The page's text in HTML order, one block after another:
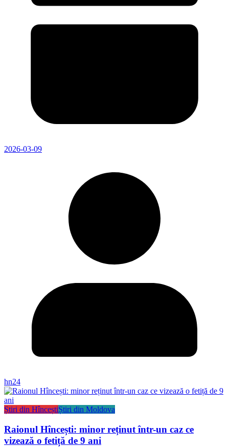
2026-03-09
hn24
Știri din HînceștiȘtiri din Moldova
Raionul Hîncești: minor reținut într-un caz ce
vizează o fetiță de 9 ani